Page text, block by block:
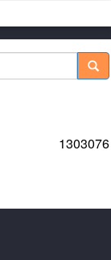
1303076